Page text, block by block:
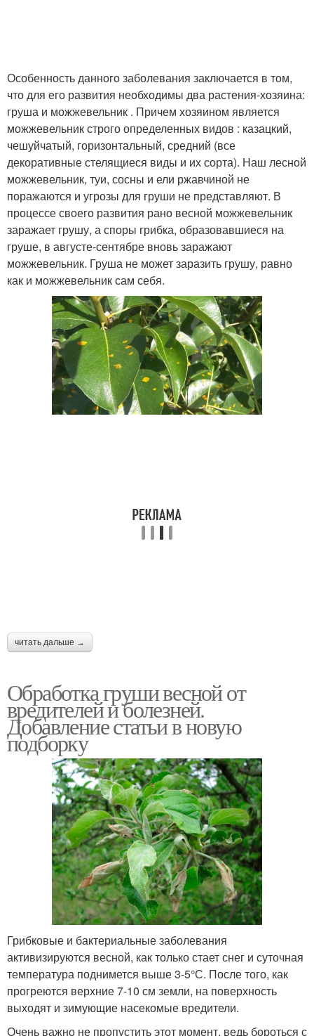
Особенность данного заболевания заключается в том,
что для его развития необходимы два растения-хозяина:
груша и можжевельник . Причем хозяином является
можжевельник строго определенных видов : казацкий,
чешуйчатый, горизонтальный, средний (все
декоративные стелящиеся виды и их сорта). Наш лесной
можжевельник, туи, сосны и ели ржавчиной не
поражаются и угрозы для груши не представляют. В
процессе своего развития рано весной можжевельник
заражает грушу, а споры грибка, образовавшиеся на
груше, в августе-сентябре вновь заражают
можжевельник. Груша не может заразить грушу, равно
как и можжевельник сам себя.
читать дальше →
Обработка груши весной от
вредителей и болезней.
Добавление статьи в новую
подборку
Грибковые и бактериальные заболевания
активизируются весной, как только стает снег и суточная
температура поднимется выше 3-5°С. После того, как
прогреются верхние 7-10 см земли, на поверхность
выходят и зимующие насекомые вредители.
Очень важно не пропустить этот момент, ведь бороться с